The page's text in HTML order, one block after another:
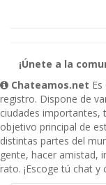
¡Únete a la
Chateamos.net
registro. Dispone de
ciudades importantes,
objetivo principal de
distintas partes del
gente, hacer amistad,
rato. ¡Escoge tú chat y